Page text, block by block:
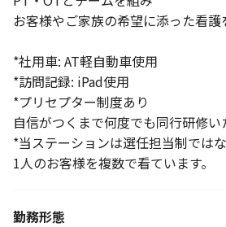
お客様やご家族の希望に添った看護
*社用車: AT軽自動車使用
*訪問記録: iPad使用
*プリセプター制度あり
自信がつくまで何度でも同行研修い
*当ステーションは選任担当制では
1人のお客様を複数で看ています。
勤務形態